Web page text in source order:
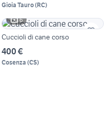
Gioia Tauro(RC)
6
Cuccioli di cane corso
400 €
Cosenza (CS)